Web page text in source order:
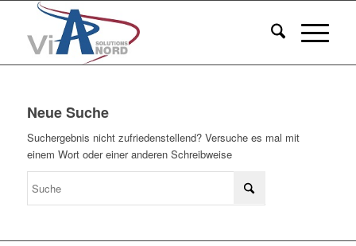
Neue Suche
Suchergebnis nicht zufriedenstellend? Versuche es mal mit
einem Wort oder einer anderen Schreibweise